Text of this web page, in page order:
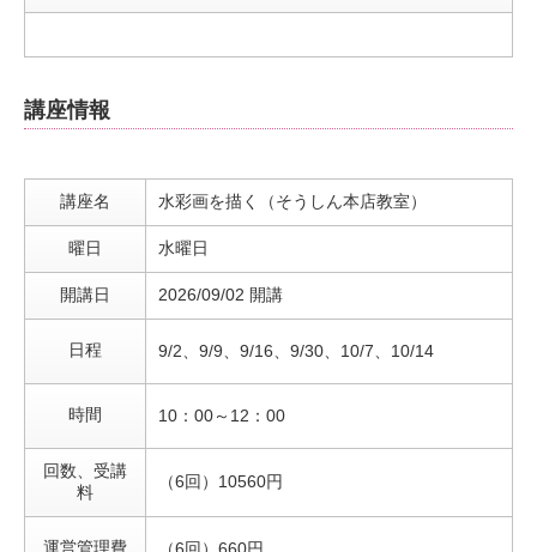
講座情報
講座名 水彩画を描く（そうしん本店教室）
曜日 水曜日
開講日 2026/09/02 開講
日程 9/2、9/9、9/16、9/30、10/7、10/14
時間 10：00～12：00
回数、受講
料
（6回）10560円
運営管理費